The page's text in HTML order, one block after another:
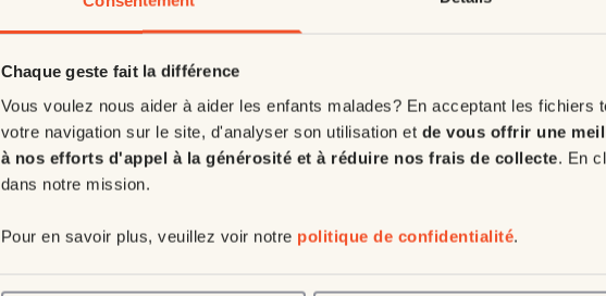
Chaque geste fait la différence
Vous voulez nous aider à aider les enfants malades? En acceptant les fichiers
votre navigation sur le site, d'analyser son utilisation et de vous offrir une
à nos efforts d'appel à la générosité et à réduire nos frais de collecte. En
dans notre mission.
Pour en savoir plus, veuillez voir notre politique de confidentialité.